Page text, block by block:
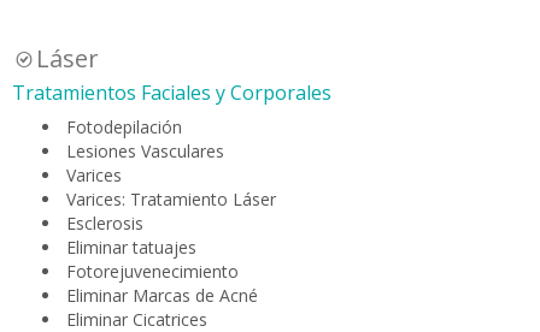
Láser
Tratamientos Faciales y Corporales
Fotodepilación
Lesiones Vasculares
Varices
Varices: Tratamiento Láser
Esclerosis
Eliminar tatuajes
Fotorejuvenecimiento
Eliminar Marcas de Acné
Eliminar Cicatrices